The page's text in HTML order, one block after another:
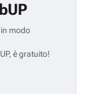
modo
è gratuito!